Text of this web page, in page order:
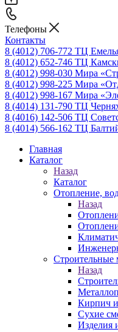
Телефоны
Контакты
8 (4012) 706-772 ТЦ
8 (4012) 652-746 ТЦ
8 (4012) 998-030 Мира
8 (4012) 998-225 Мира
8 (4012) 998-167 Мира
8 (4014) 131-790 ТЦ
8 (4016) 142-506 ТЦ
8 (4014) 566-162 ТЦ
Главная
Каталог
Назад
Каталог
Отопление,
Назад
Строительные
Назад
Кирпич и
Сухие
Изделия